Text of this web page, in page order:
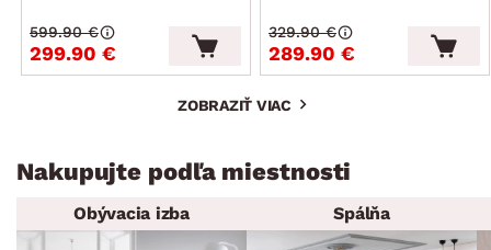
299.90 €
599.90 €
289.90 €
329.90 €
ZOBRAZIŤ VIAC
Nakupujte podľa miestnosti
Obývacia izba Spálňa